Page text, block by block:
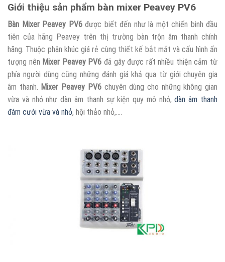
Giới thiệu sản phẩm bàn mixer Peavey PV6
Bàn Mixer Peavey PV6được biết đến như là một chiến binh đầu
tiên của hãng Peavey trên thị trường bàn trộn âm thanh chính
hãng. Thuộc phân khúc giá rẻ cùng thiết kế bắt mắt và cấu hình ấn
tượng nên Mixer Peavey PV6 đã gây được rất nhiều thiện cảm từ
phía người dùng cũng những đánh giá khả qua từ giới chuyên gia
âm thanh. Mixer Peavey PV6chuyên dùng cho những không gian
vừa và nhỏ như dàn âm thanh sự kiện quy mô nhỏ,dàn âm thanh
đám cưới vừa và nhỏ, hội thảo nhỏ,….